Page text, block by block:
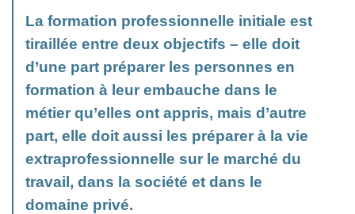
La formation professionnelle initiale est
tiraillée entre deux objectifs – elle doit
d’une part préparer les personnes en
formation à leur embauche dans le
métier qu’elles ont appris, mais d’autre
part, elle doit aussi les préparer à la vie
extraprofessionnelle sur le marché du
travail, dans la société et dans le
domaine privé.